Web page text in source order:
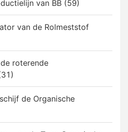
van BB (59)
van de Rolmeststof
roterende
de Organische